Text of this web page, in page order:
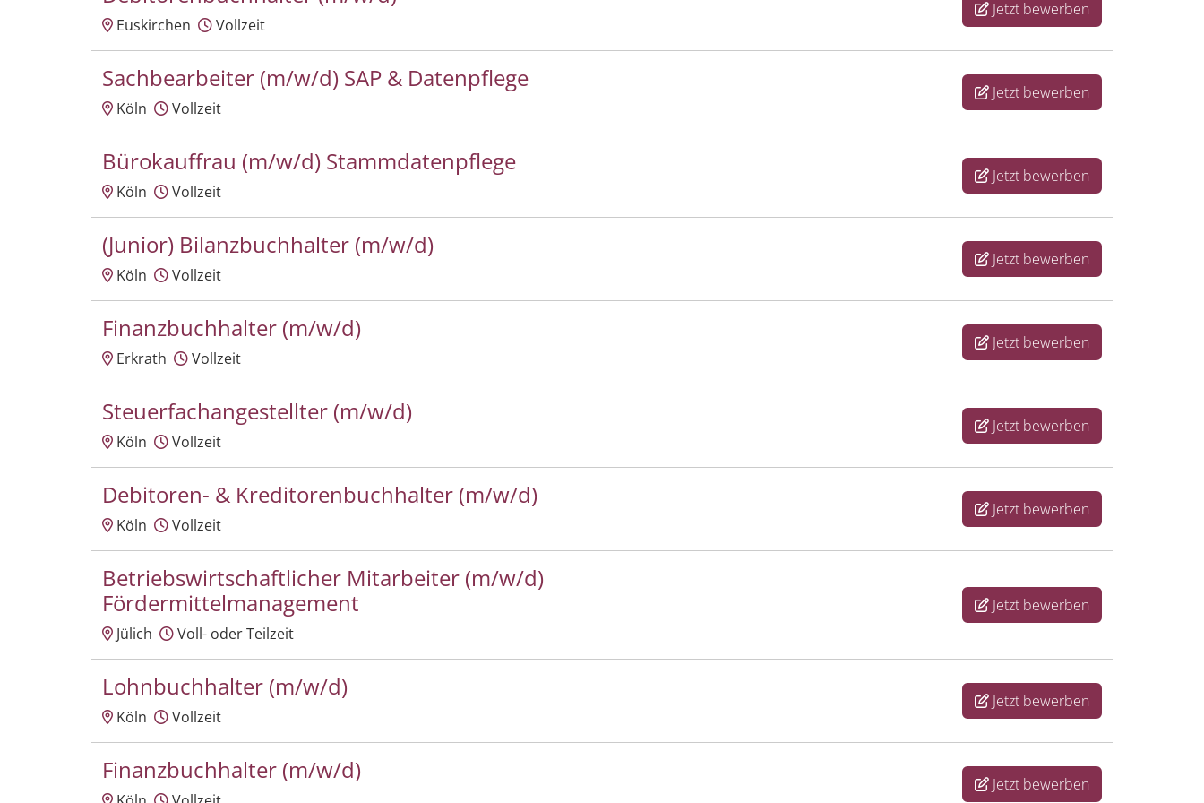
Euskirchen Vollzeit
Jetzt bewerben
Sachbearbeiter (m/w/d) SAP & Datenpflege
Köln Vollzeit
Jetzt bewerben
Bürokauffrau (m/w/d) Stammdatenpflege
Köln Vollzeit
Jetzt bewerben
(Junior) Bilanzbuchhalter (m/w/d)
Köln Vollzeit
Jetzt bewerben
Finanzbuchhalter (m/w/d)
Erkrath Vollzeit
Jetzt bewerben
Steuerfachangestellter (m/w/d)
Köln Vollzeit
Jetzt bewerben
Debitoren- & Kreditorenbuchhalter (m/w/d)
Köln Vollzeit
Jetzt bewerben
Betriebswirtschaftlicher Mitarbeiter (m/w/d)
Fördermittelmanagement
Jülich Voll- oder Teilzeit
Jetzt bewerben
Lohnbuchhalter (m/w/d)
Köln Vollzeit
Jetzt bewerben
Finanzbuchhalter (m/w/d) Jetzt bewerben